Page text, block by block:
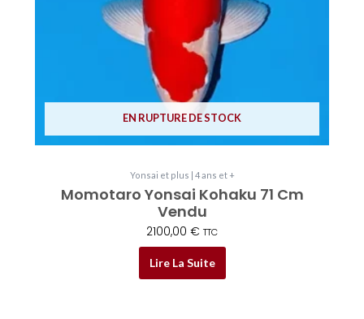
EN RUPTURE DE STOCK
Yonsai et plus | 4 ans et +
Momotaro Yonsai Kohaku 71 Cm
Vendu
2100,00 € TTC
Lire La Suite